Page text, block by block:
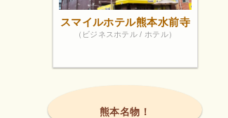
スマイルホテル熊本水前寺
（ビジネスホテル / ホテル）
熊本名物！